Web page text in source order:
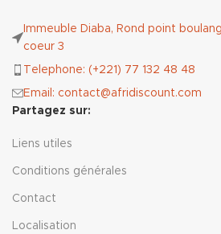
Immeuble Diaba, Rond point
coeur 3
Telephone: (+221) 77 132 48 48
Email: contact@afridiscount.com
Partagez sur:
Liens utiles
Conditions générales
Contact
Localisation